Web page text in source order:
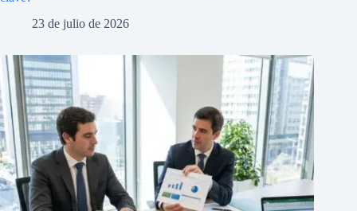
23 de julio de 2026